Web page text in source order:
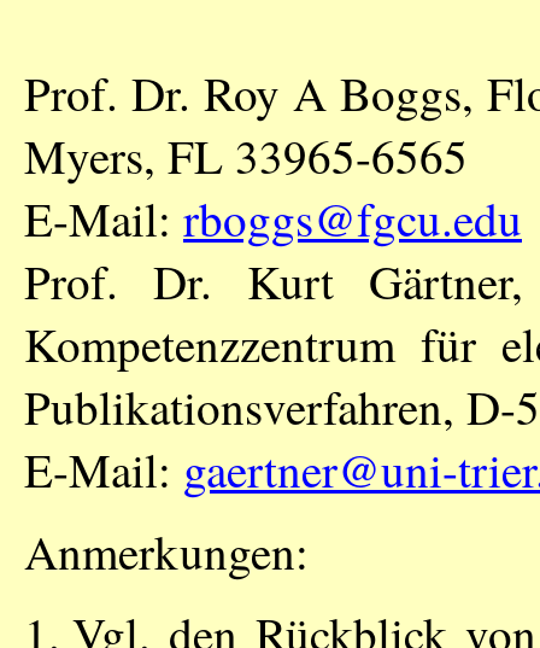
Prof. Dr. Roy A Boggs,
Myers, FL 33965-6565
E-Mail: rboggs@fgcu.edu
Prof. Dr. Kurt
Kompetenzzentrum für
Publikationsverfahren, D-
E-Mail: gaertner@uni-
Anmerkungen:
Vgl. den Rückblick